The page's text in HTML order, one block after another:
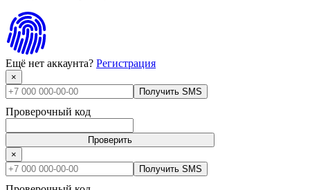
Ещё нет аккаунта? Регистрация
×
Получить SMS
Проверочный код
Проверить
×
Получить SMS